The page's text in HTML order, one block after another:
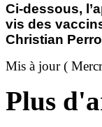
Ci-dessous,
vis des
Christian
Mis à jour (
Plus